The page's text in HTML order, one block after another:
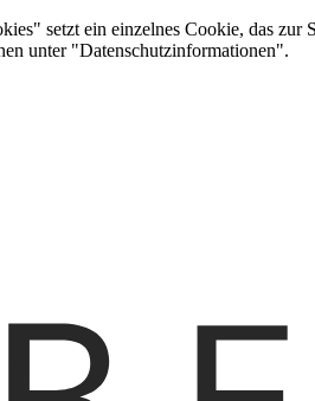
setzt ein einzelnes Cookie, das zur
unter "Datenschutzinformationen".